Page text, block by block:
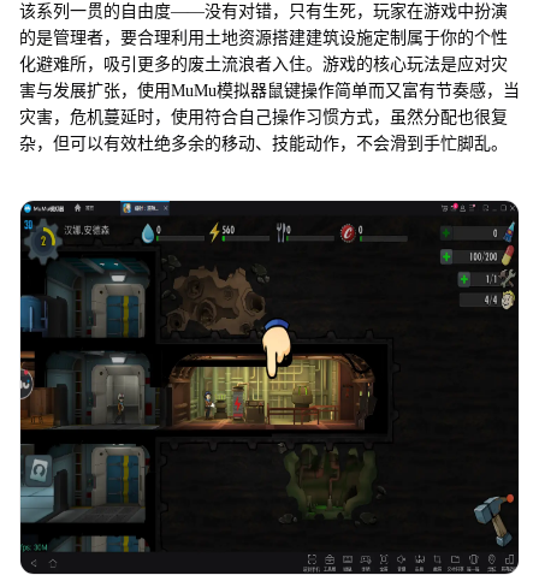
该系列一贯的自由度——没有对错，只有生死，玩家在游戏中扮演
的是管理者，要合理利用土地资源搭建建筑设施定制属于你的个性
化避难所，吸引更多的废土流浪者入住。游戏的核心玩法是应对灾
害与发展扩张，使用MuMu模拟器鼠键操作简单而又富有节奏感，当
灾害，危机蔓延时，使用符合自己操作习惯方式，虽然分配也很复
杂，但可以有效杜绝多余的移动、技能动作，不会滑到手忙脚乱。